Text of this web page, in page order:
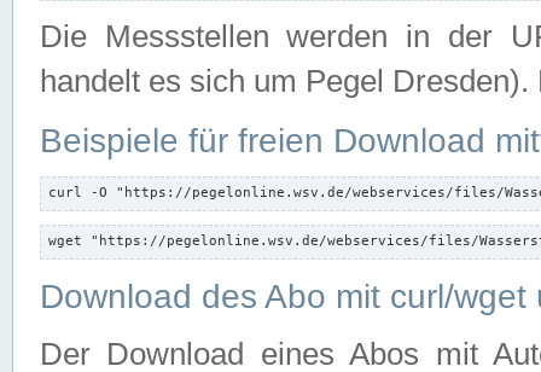
Die Messstellen werden in der
handelt es sich um Pegel
Beispiele für freien Download
curl -O "https://pegelonline.wsv.de/webservices/files/
wget "https://pegelonline.wsv.de/webservices/files/
Download des Abo mit curl/
Der Download eines Abos mit